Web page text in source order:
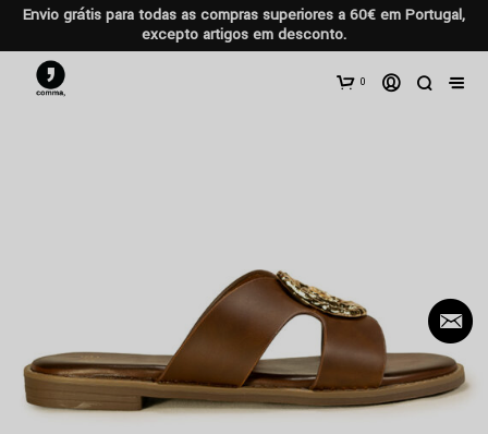
Envio grátis para todas as compras superiores a 60€ em Portugal,
excepto artigos em desconto.
0